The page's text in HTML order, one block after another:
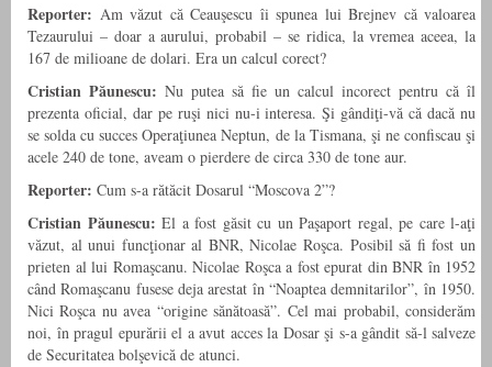
Reporter: Am văzut că Ceauşescu îi spunea lui Brejnev că valoarea
Tezaurului – doar a aurului, probabil – se ridica, la vremea aceea, la
167 de milioane de dolari. Era un calcul corect?
Cristian Păunescu: Nu putea să fie un calcul incorect pentru că îl
prezenta oficial, dar pe ruşi nici nu-i interesa. Şi gândiţi-vă că dacă nu
se solda cu succes Operaţiunea Neptun, de la Tismana, şi ne confiscau şi
acele 240 de tone, aveam o pierdere de circa 330 de tone aur.
Reporter: Cum s-a rătăcit Dosarul “Moscova 2”?
Cristian Păunescu: El a fost găsit cu un Paşaport regal, pe care l-aţi
văzut, al unui funcţionar al BNR, Nicolae Roşca. Posibil să fi fost un
prieten al lui Romaşcanu. Nicolae Roşca a fost epurat din BNR în 1952
când Romaşcanu fusese deja arestat în “Noaptea demnitarilor”, în 1950.
Nici Roşca nu avea “origine sănătoasă”. Cel mai probabil, considerăm
noi, în pragul epurării el a avut acces la Dosar şi s-a gândit să-l salveze
de Securitatea bolşevică de atunci.